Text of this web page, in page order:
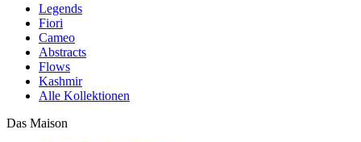
Legends
Fiori
Cameo
Abstracts
Flows
Kashmir
Alle Kollektionen
Das Maison